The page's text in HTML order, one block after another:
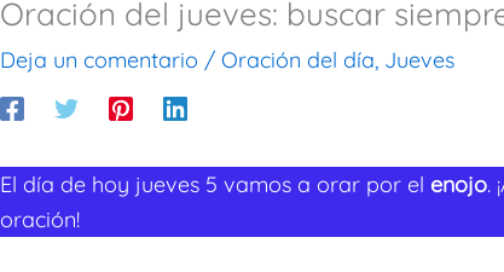
Oración del jueves: buscar
Deja un comentario /Oración del día, Jueves
El día de hoy jueves 5 vamos a orar por el enojo.
oración!